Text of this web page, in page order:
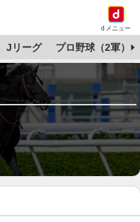
dメニュー
Jリーグ プロ野球（2軍）